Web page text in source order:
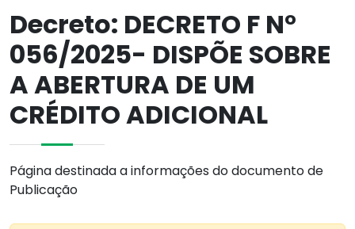
Decreto: DECRETO F N°
056/2025- DISPÕE SOBRE
A ABERTURA DE UM
CRÉDITO ADICIONAL
Página destinada a informações do documento de
Publicação